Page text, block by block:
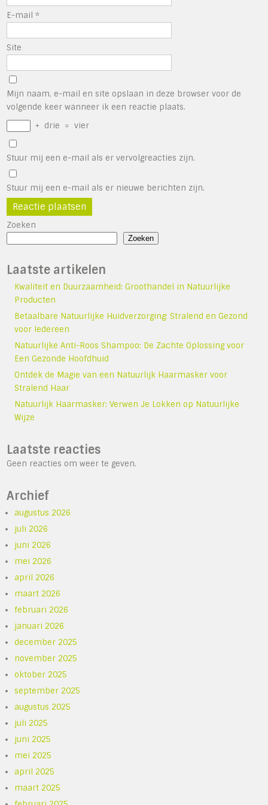
E-mail*
Site
Mijn naam, e-mail en site opslaan in deze browser voor de
volgende keer wanneer ik een reactie plaats.
+ drie = vier
Stuur mij een e-mail als er vervolgreacties zijn.
Stuur mij een e-mail als er nieuwe berichten zijn.
Zoeken
Zoeken
Laatste artikelen
Kwaliteit en Duurzaamheid: Groothandel in Natuurlijke
Producten
Betaalbare Natuurlijke Huidverzorging: Stralend en Gezond
voor Iedereen
Natuurlijke Anti-Roos Shampoo: De Zachte Oplossing voor
Een Gezonde Hoofdhuid
Ontdek de Magie van een Natuurlijk Haarmasker voor
Stralend Haar
Natuurlijk Haarmasker: Verwen Je Lokken op Natuurlijke
Wijze
Laatste reacties
Geen reacties om weer te geven.
Archief
augustus 2026
juli 2026
juni 2026
mei 2026
april 2026
maart 2026
februari 2026
januari 2026
december 2025
november 2025
oktober 2025
september 2025
augustus 2025
juli 2025
juni 2025
mei 2025
april 2025
maart 2025